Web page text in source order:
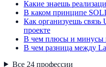
Какие знаешь
В каком принципе
Как организуешь связь
проекте
В чем плюсы и минусы
В чем разница между
Все 24 профессии